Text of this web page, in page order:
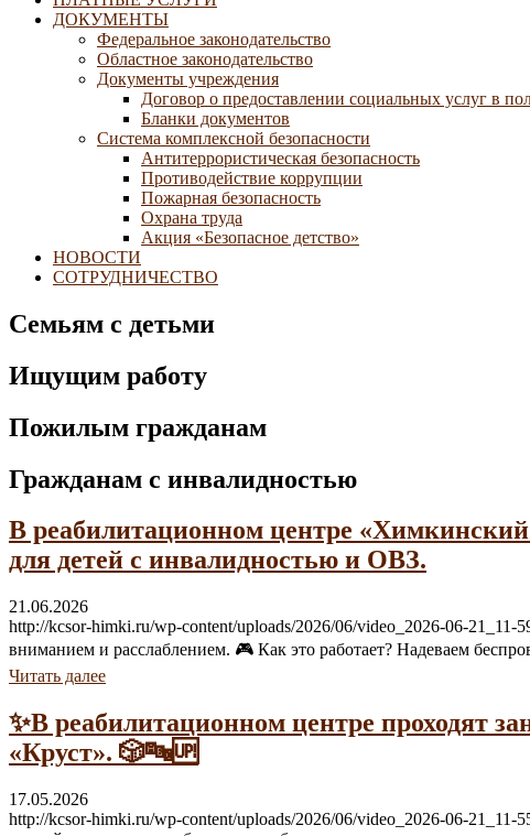
ДОКУМЕНТЫ
Федеральное законодательство
Областное законодательство
Документы учреждения
Договор о предоставлении социальных услуг в
Бланки документов
Система комплексной безопасности
Антитеррористическая безопасность
Противодействие коррупции
Пожарная безопасность
Охрана труда
Акция «Безопасное детство»
НОВОСТИ
СОТРУДНИЧЕСТВО
Семьям с детьми
Ищущим работу
Пожилым гражданам
Гражданам с инвалидностью
В реабилитационном центре
для детей с инвалидностью и ОВЗ.
21.06.2026
http://kcsor-himki.ru/wp-content/uploads/2026/06/video_2026-06-
вниманием и расслаблением. 🎮 Как это работает? Надеваем
Читать далее
✨В реабилитационном центре проходят
«Круст». 🎲🔤🆙
17.05.2026
http://kcsor-himki.ru/wp-content/uploads/2026/06/video_2026-06-21_11-